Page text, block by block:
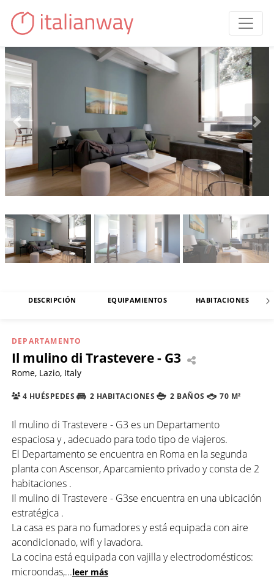
DESCRIPCIÓN EQUIPAMIENTOS HABITACIONES
DEPARTAMENTO
Il mulino di Trastevere - G3
Rome, Lazio, Italy
4 HUÉSPEDES 2 HABITACIONES 2 BAÑOS 70 M²
Il mulino di Trastevere - G3 es un Departamento
espaciosa y , adecuado para todo tipo de viajeros.
El Departamento se encuentra en Roma en la segunda
planta con Ascensor, Aparcamiento privado y consta de 2
habitaciones .
Il mulino di Trastevere - G3se encuentra en una ubicación
estratégica .
La casa es para no fumadores y está equipada con aire
acondicionado, wifi y lavadora.
La cocina está equipada con vajilla y electrodomésticos:
microondas,...leer más